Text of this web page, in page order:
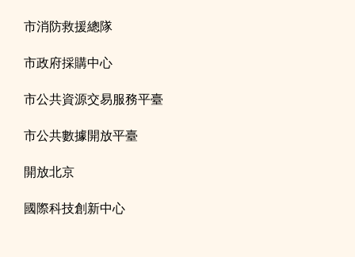
市消防救援總隊
市政府採購中心
市公共資源交易服務平臺
市公共數據開放平臺
開放北京
國際科技創新中心